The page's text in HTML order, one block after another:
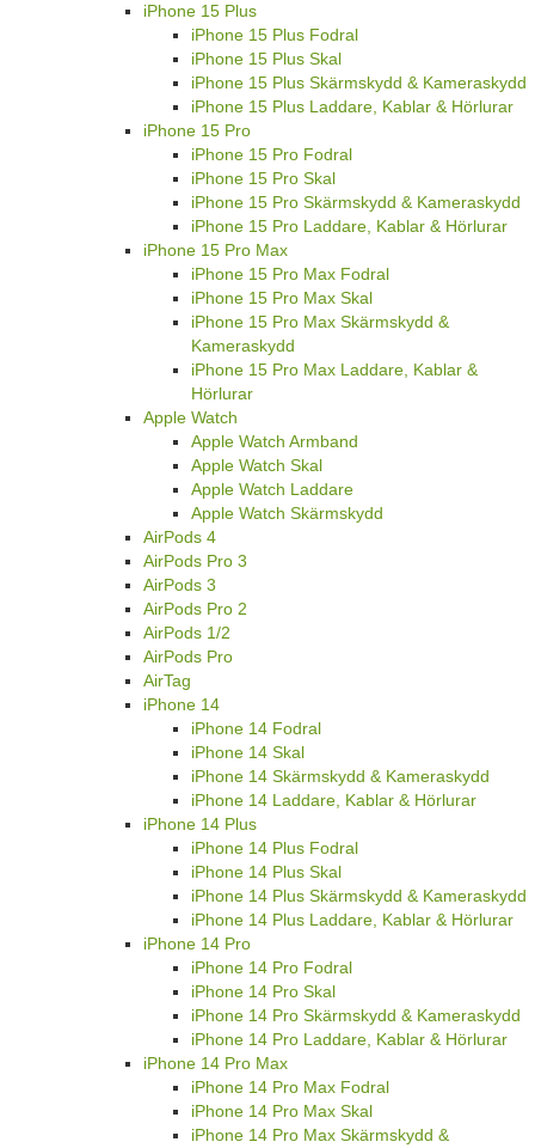
iPhone 15 Plus
iPhone 15 Plus Fodral
iPhone 15 Plus Skal
iPhone 15 Plus Skärmskydd & Kameraskydd
iPhone 15 Plus Laddare, Kablar & Hörlurar
iPhone 15 Pro
iPhone 15 Pro Fodral
iPhone 15 Pro Skal
iPhone 15 Pro Skärmskydd & Kameraskydd
iPhone 15 Pro Laddare, Kablar & Hörlurar
iPhone 15 Pro Max
iPhone 15 Pro Max Fodral
iPhone 15 Pro Max Skal
iPhone 15 Pro Max Skärmskydd &
Kameraskydd
iPhone 15 Pro Max Laddare, Kablar &
Hörlurar
Apple Watch
Apple Watch Armband
Apple Watch Skal
Apple Watch Laddare
Apple Watch Skärmskydd
AirPods 4
AirPods Pro 3
AirPods 3
AirPods Pro 2
AirPods 1/2
AirPods Pro
AirTag
iPhone 14
iPhone 14 Fodral
iPhone 14 Skal
iPhone 14 Skärmskydd & Kameraskydd
iPhone 14 Laddare, Kablar & Hörlurar
iPhone 14 Plus
iPhone 14 Plus Fodral
iPhone 14 Plus Skal
iPhone 14 Plus Skärmskydd & Kameraskydd
iPhone 14 Plus Laddare, Kablar & Hörlurar
iPhone 14 Pro
iPhone 14 Pro Fodral
iPhone 14 Pro Skal
iPhone 14 Pro Skärmskydd & Kameraskydd
iPhone 14 Pro Laddare, Kablar & Hörlurar
iPhone 14 Pro Max
iPhone 14 Pro Max Fodral
iPhone 14 Pro Max Skal
iPhone 14 Pro Max Skärmskydd &